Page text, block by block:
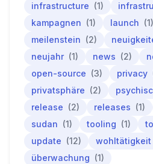
infrastructure (1)
kampagnen (1) launch (1)
meilenstein (2)
neujahr (1) news (2)
open-source (3) privacy
privatsphäre (2)
release (2) releases (1)
sudan (1) tooling (1)
update (12) wohltätigkeit
überwachung (1)